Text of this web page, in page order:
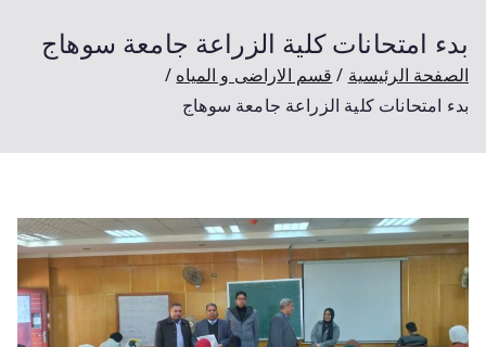
بدء امتحانات كلية الزراعة جامعة سوهاج
الصفحة الرئيسية
قسم الاراضى و المياه
بدء امتحانات كلية الزراعة جامعة سوهاج